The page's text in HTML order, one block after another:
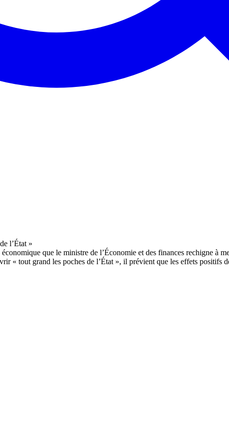
que le ministre de l’Économie et des finances rechigne à
« tout grand les poches de l’État », il prévient que les effets positifs